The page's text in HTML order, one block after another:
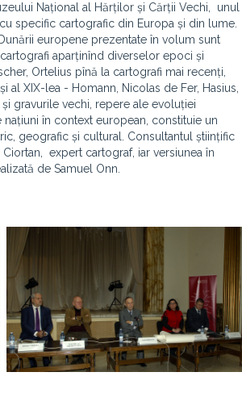
Național al Hărților și Cărții Vechi, unul
specific cartografic din Europa și din lume.
europene prezentate în volum sunt
aparținînd diverselor epoci și
Ortelius pînă la cartografi mai recenți,
al XIX-lea - Homann, Nicolas de Fer, Hasius,
gravurile vechi, repere ale evoluției
națiuni în context european, constituie un
geografic și cultural. Consultantul științific
expert cartograf, iar versiunea în
de Samuel Onn.